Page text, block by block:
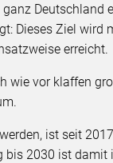
Deutschland
Dieses Ziel wird
erreicht.
wie vor klaffen
ist seit
bis 2030 ist damit